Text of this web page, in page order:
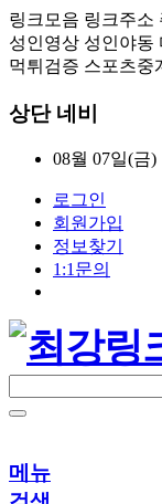
링크모음 링크주소
성인영상 성인야동
먹튀검증 스포츠중
상단 네비
08월 07일(금)
로그인
회원가입
정보찾기
1:1문의
메뉴